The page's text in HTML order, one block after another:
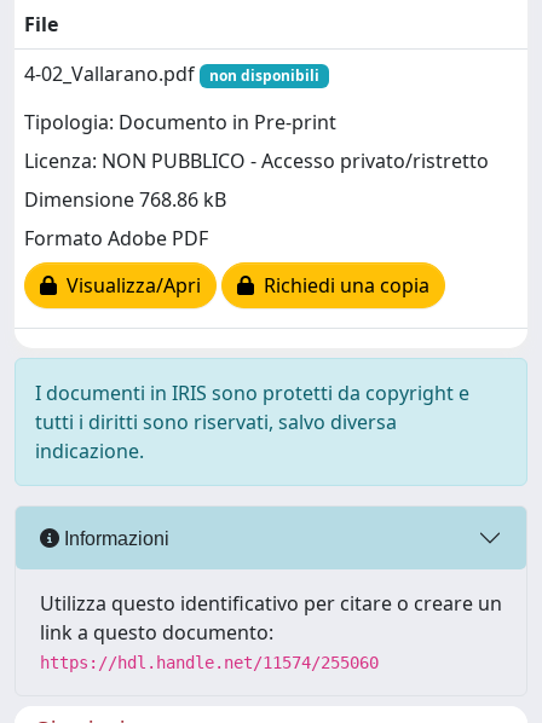
File
4-02_Vallarano.pdf
non disponibili
Tipologia: Documento in Pre-print
Licenza: NON PUBBLICO - Accesso privato/ristretto
Dimensione 768.86 kB
Formato Adobe PDF
Visualizza/Apri
Richiedi una copia
I documenti in IRIS sono protetti da copyright e
tutti i diritti sono riservati, salvo diversa
indicazione.
Informazioni
Utilizza questo identificativo per citare o creare un
link a questo documento:
https://hdl.handle.net/11574/255060